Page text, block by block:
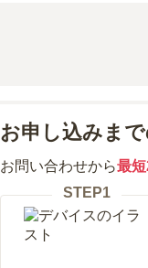
お申し込みま
お問い合わせから最短
STEP1